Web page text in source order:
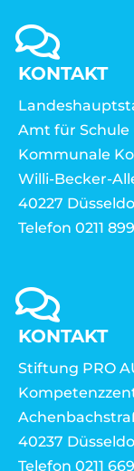
KONTAKT
Amt für
Kommunale
Willi-Becker-
40227
Telefon 0211
KONTAKT
Stiftung PRO
40237
Telefon 0211